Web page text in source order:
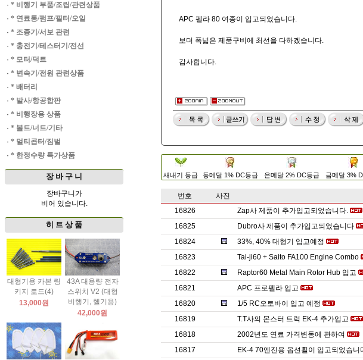
· * 비행기 부품/조립/관련상품
· * 연료통/펌프/필터/오일
· * 조종기/서보 관련
· * 충전기/테스터기/전선
· * 모터/덕트
· * 변속기/전원 관련상품
· * 배터리
· * 발사/항공합판
· * 비행장용 상품
· * 볼트/너트/기타
· * 멀티콥터/짐벌
· * 한정수량 특가상품
장 바 구 니
장바구니가
비어 있습니다.
히 트 상 품
대형기용 카본 링
키지 로드(4)
13,000원
43A 대용량 전자
스위치 V2 (대형
비행기, 헬기용)
42,000원
APC 펠라 80 여종이 입고되었습니다.
보더 폭넓은 제품구비에 최선을 다하겠습니다.
감사합니다.
새내기 등급 동메달 1% DC등급 은메달 2% DC등급 금메달 3%
번호 사진
16826
Zap사 제품이 추가입고되었습니다.
16825
Dubro사 제품이 추가입고되었습니다
16824
33%, 40% 대형기 입고예정
16823
Tai-ji60 + Saito FA100 Engine Combo
16822
Raptor60 Metal Main Rotor Hub 입고
16821
APC 프로펠라 입고
16820
1/5 RC오토바이 입고 예정
16819
T.T사의 몬스터 트럭 EK-4 추가입고
16818
2002년도 연료 가격변동에 관하여
16817
EK-4 70엔진용 옵션휠이 입고되었습니